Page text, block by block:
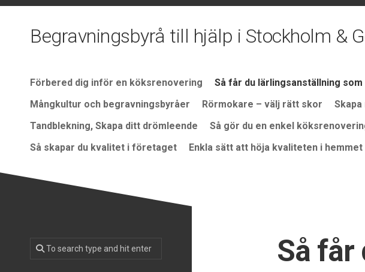
Skip
Begravningsbyrå till hjälp i Stockholm &
Förbered dig inför en köksrenovering Så får du lärlingsanställning
Mångkultur och begravningsbyråer
Rörmokare – välj rätt skor
Tandblekning, Skapa ditt drömleende
Så gör du en enkel
Så skapar du kvalitet i företaget
Enkla sätt att höja kvaliteten i hemmet
Så